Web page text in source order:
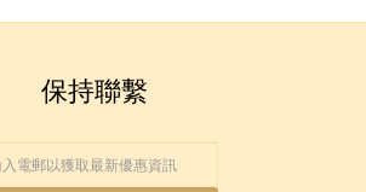
保持聯繫